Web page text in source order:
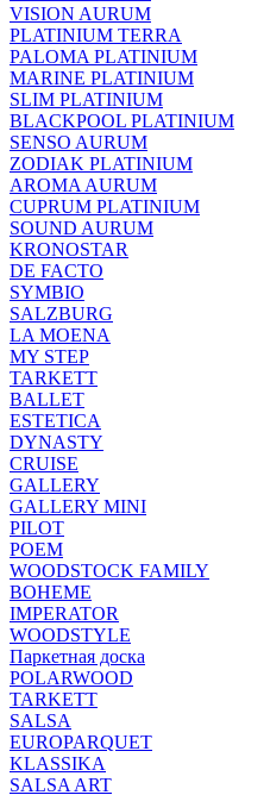
VISION AURUM
PLATINIUM TERRA
PALOMA PLATINIUM
MARINE PLATINIUM
SLIM PLATINIUM
BLACKPOOL PLATINIUM
SENSO AURUM
ZODIAK PLATINIUM
AROMA AURUM
CUPRUM PLATINIUM
SOUND AURUM
KRONOSTAR
DE FACTO
SYMBIO
SALZBURG
LA MOENA
MY STEP
TARKETT
BALLET
ESTETICA
DYNASTY
CRUISE
GALLERY
GALLERY MINI
PILOT
POEM
WOODSTOCK FAMILY
BOHEME
IMPERATOR
WOODSTYLE
Паркетная доска
POLARWOOD
TARKETT
SALSA
EUROPARQUET
KLASSIKA
SALSA ART